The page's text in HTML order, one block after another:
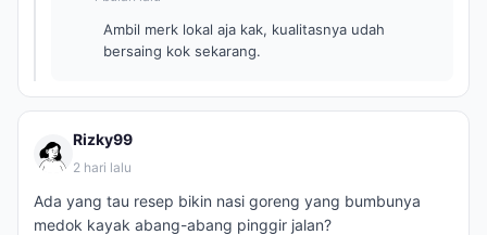
Ambil merk lokal aja kak, kualitasnya udah
bersaing kok sekarang.
Rizky99
2 hari lalu
Ada yang tau resep bikin nasi goreng yang bumbunya
medok kayak abang-abang pinggir jalan?